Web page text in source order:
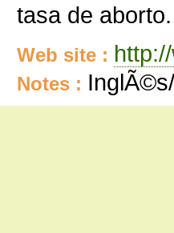
tasa de aborto.
Web site :
Notes :